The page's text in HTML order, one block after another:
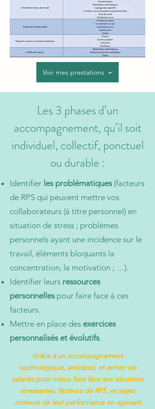
Voir mes prestations
Les 3 phases d’un
accompagnement, qu’il soit
individuel, collectif, ponctuel
ou durable :
Identifier les problématiques (facteurs
de RPS qui peuvent mettre vos
collaborateurs (à titre personnel) en
situation de stress ; problèmes
personnels ayant une incidence sur le
travail, éléments bloquants la
concentration, la motivation ; …).
Identifier leurs ressources
personnelles pour faire face à ces
facteurs.
Mettre en place des exercices
personnalisés et évolutifs.
Grâce à un accompagnement
sophrologique, anticipez, et armez vos
salariés pour mieux faire face aux situations
stressantes, facteurs de RPS, et soyez
moteurs de leur performance en agissant